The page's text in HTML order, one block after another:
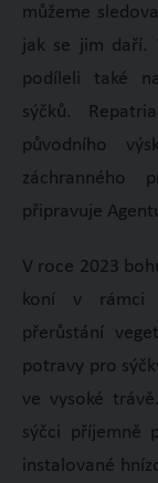
můžeme
jak se jim daří.
podíleli také
sýčků.
původního
záchranného
připravuje
V roce 2023
koní v rámci
přerůstání
potravy pro
ve vysoké
sýčci příjemně
instalované